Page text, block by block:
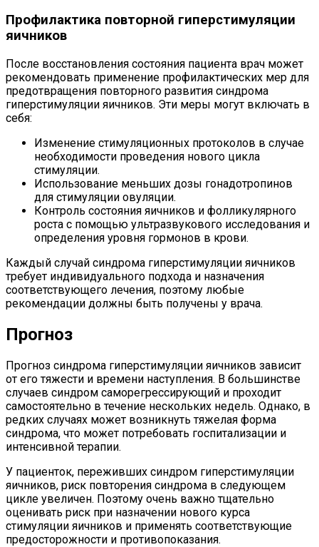
Профилактика повторной гиперстимуляции
яичников
После восстановления состояния пациента врач может
рекомендовать применение профилактических мер для
предотвращения повторного развития синдрома
гиперстимуляции яичников. Эти меры могут включать в
себя:
Изменение стимуляционных протоколов в случае
необходимости проведения нового цикла
стимуляции.
Использование меньших дозы гонадотропинов
для стимуляции овуляции.
Контроль состояния яичников и фолликулярного
роста с помощью ультразвукового исследования и
определения уровня гормонов в крови.
Каждый случай синдрома гиперстимуляции яичников
требует индивидуального подхода и назначения
соответствующего лечения, поэтому любые
рекомендации должны быть получены у врача.
Прогноз
Прогноз синдрома гиперстимуляции яичников зависит
от его тяжести и времени наступления. В большинстве
случаев синдром саморегрессирующий и проходит
самостоятельно в течение нескольких недель. Однако, в
редких случаях может возникнуть тяжелая форма
синдрома, что может потребовать госпитализации и
интенсивной терапии.
У пациенток, переживших синдром гиперстимуляции
яичников, риск повторения синдрома в следующем
цикле увеличен. Поэтому очень важно тщательно
оценивать риск при назначении нового курса
стимуляции яичников и применять соответствующие
предосторожности и противопоказания.